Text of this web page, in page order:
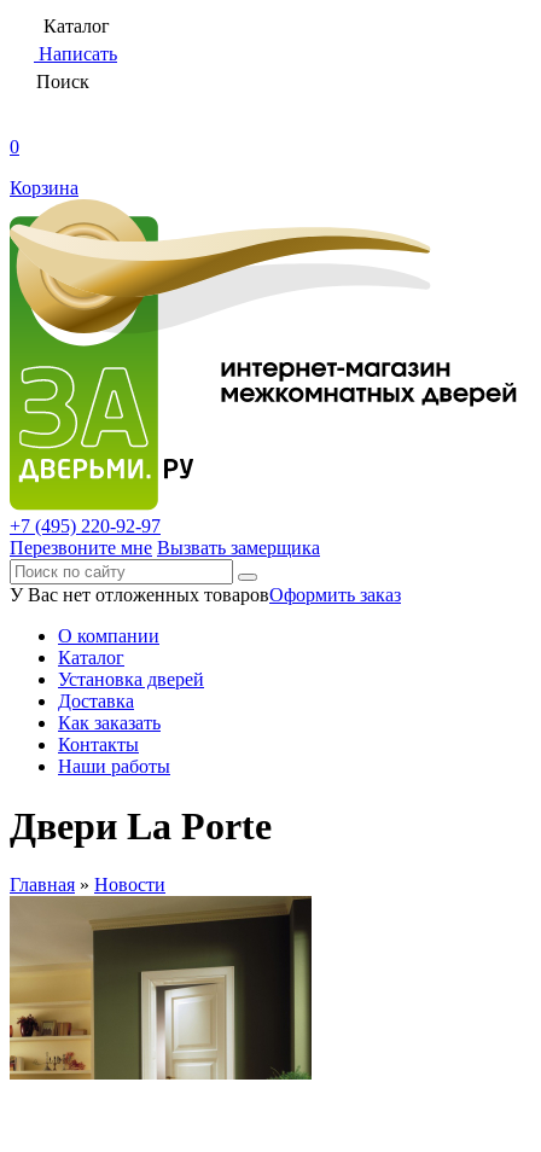
Каталог
Написать
Поиск
0
Корзина
+7 (495) 220-92-97
Перезвоните мне Вызвать замерщика
У Вас нет отложенных товаровОформить заказ
О компании
Каталог
Установка дверей
Доставка
Как заказать
Контакты
Наши работы
Двери La Porte
Главная » Новости